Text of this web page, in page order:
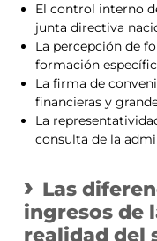
El control interno
junta directiva
La percepción de
formación
La firma de
financieras y
La
consulta de la
Las
ingresos de
realidad del